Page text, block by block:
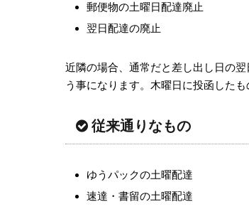
郵便物の土曜日配達廃止
翌日配達の廃止
近隣の場合、通常だと差し出し日の
う事になります。木曜日に投函した
従来通りなもの
ゆうパックの土曜配達
速達・書留の土曜配達